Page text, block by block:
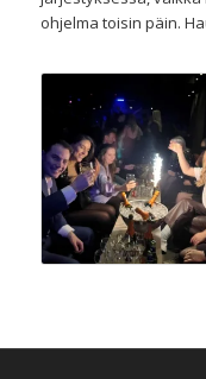
ohjelma toisin päin.